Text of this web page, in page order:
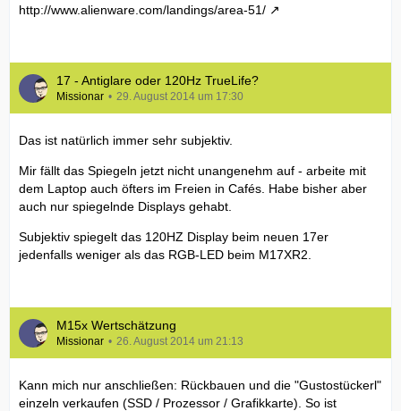
http://www.alienware.com/landings/area-51/
17 - Antiglare oder 120Hz TrueLife?
Missionar 29. August 2014 um 17:30
Das ist natürlich immer sehr subjektiv.
Mir fällt das Spiegeln jetzt nicht unangenehm auf - arbeite mit
dem Laptop auch öfters im Freien in Cafés. Habe bisher aber
auch nur spiegelnde Displays gehabt.
Subjektiv spiegelt das 120HZ Display beim neuen 17er
jedenfalls weniger als das RGB-LED beim M17XR2.
M15x Wertschätzung
Missionar 26. August 2014 um 21:13
Kann mich nur anschließen: Rückbauen und die "Gustostückerl"
einzeln verkaufen (SSD / Prozessor / Grafikkarte). So ist